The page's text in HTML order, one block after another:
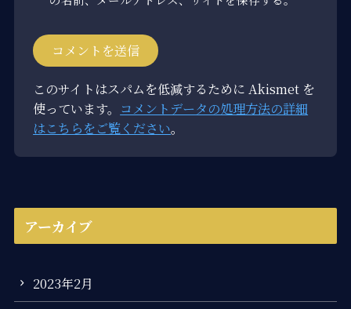
このサイトはスパムを低減するために Akismet を
使っています。 コメントデータの処理方法の詳細
はこちらをご覧ください。
アーカイブ
2023年2月